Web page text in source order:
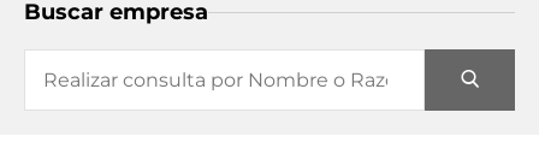
Buscar empresa